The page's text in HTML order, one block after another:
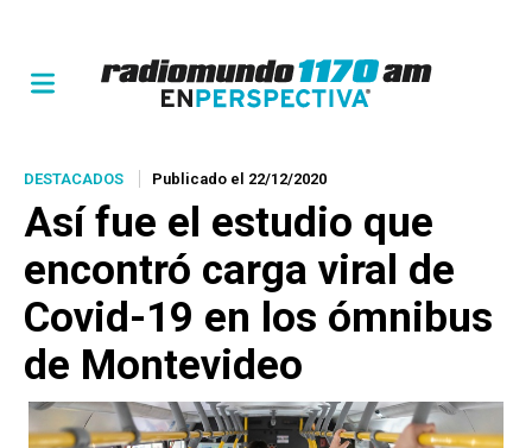
DESTACADOS Publicado el 22/12/2020
Así fue el estudio que
encontró carga viral de
Covid-19 en los ómnibus
de Montevideo